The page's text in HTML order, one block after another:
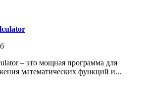
– это мощная программа для
математических функций и...